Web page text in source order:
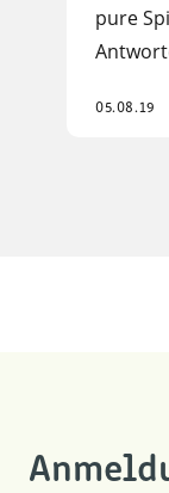
pure
05.08.19